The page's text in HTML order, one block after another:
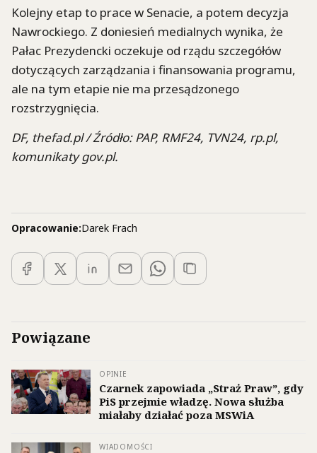
Kolejny etap to prace w Senacie, a potem decyzja
Nawrockiego. Z doniesień medialnych wynika, że
Pałac Prezydencki oczekuje od rządu szczegółów
dotyczących zarządzania i finansowania programu,
ale na tym etapie nie ma przesądzonego
rozstrzygnięcia.
DF, thefad.pl / Źródło: PAP, RMF24, TVN24, rp.pl,
komunikaty gov.pl.
Opracowanie:Darek Frach
Powiązane
OPINIE
Czarnek zapowiada „Straż Praw”, gdy
PiS przejmie władzę. Nowa służba
miałaby działać poza MSWiA
WIADOMOŚCI